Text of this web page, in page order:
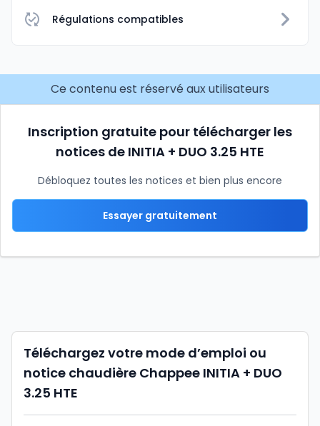
Régulations compatibles
Ce contenu est réservé aux utilisateurs
Inscription gratuite pour télécharger les
notices de INITIA + DUO 3.25 HTE
Débloquez toutes les notices et bien plus encore
Essayer gratuitement
Téléchargez votre mode d’emploi ou
notice chaudière Chappee INITIA + DUO
3.25 HTE